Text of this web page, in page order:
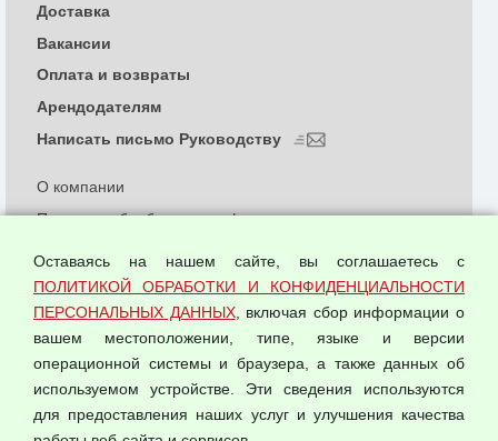
© 2026 ООО "Феникс"
О компании
Политика обработки и конфиденциальности
Согласием на обработку персональных данных
Оферта оптовой купли-продажи
Публичная оферта
Доставка
Вакансии
Оплата и возвраты
Арендодателям
Написать письмо Руководству
Оставаясь на нашем сайте, вы соглашаетесь с
ПОЛИТИКОЙ ОБРАБОТКИ И КОНФИДЕНЦИАЛЬНОСТИ
ПЕРСОНАЛЬНЫХ ДАННЫХ, включая сбор информации о
вашем местоположении, типе, языке и версии
операционной системы и браузера, а также данных об
используемом устройстве. Эти сведения используются
для предоставления наших услуг и улучшения качества